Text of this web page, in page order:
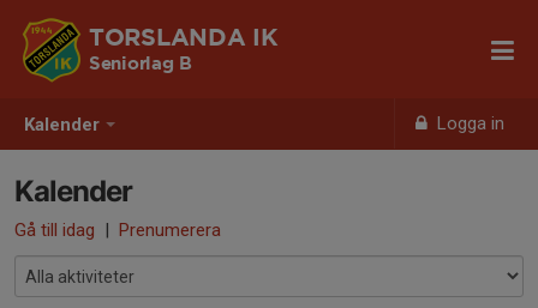
Kalender Logga in
TORSLANDA IK
Seniorlag B
Kalender
Gå till idag | Prenumerera